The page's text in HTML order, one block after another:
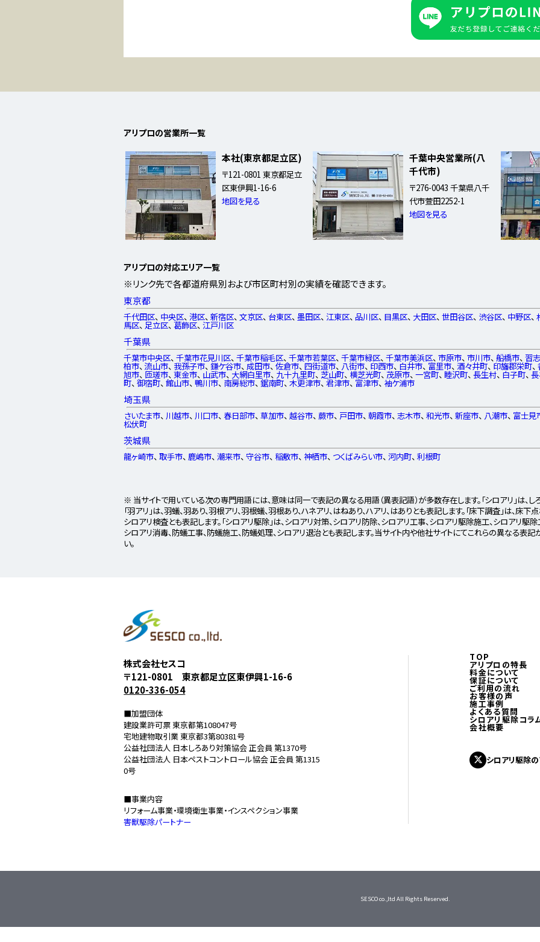
アリプロの営業所一覧
本社(東京都足立区)
〒121-0801 東京都足立
区東伊興1-16-6
地図を見る
千葉中央営業所(八
千代市)
〒276-0043 千葉県八千
代市萱田2252-1
地図を見る
アリプロの対応エリア一覧
※リンク先で各都道府県別および市区町村別の実績を確認できます。
東京都
千代田区、 中央区、港区、新宿区、文京区、 台東区、墨田区、江東区、品川区、 目黒区、 大田区、世田谷区、 渋谷区、 中野区、
馬区、 足立区、葛飾区、江戸川区
千葉県
千葉市中央区、千葉市花見川区、千葉市稲毛区、千葉市若葉区、千葉市緑区、千葉市美浜区、市原市、市川市、船橋市、習
柏市、流山市、 我孫子市、鎌ケ谷市、成田市、佐倉市、四街道市、 八街市、 印西市、 白井市、 富里市、 酒々井町、 印旛郡栄町、
旭市、 匝瑳市、東金市、 山武市、大網白里市、 九十九里町、 芝山町、横芝光町、茂原市、一宮町、睦沢町、長生村、 白子町、
町、御宿町、館山市、鴨川市、 南房総市、鋸南町、木更津市、君津市、 富津市、 袖ケ浦市
埼玉県
さいたま市、川越市、川口市、 春日部市、草加市、越谷市、 蕨市、 戸田市、朝霞市、志木市、和光市、新座市、 八潮市、 富士見
松伏町
茨城県
龍ヶ崎市、取手市、鹿嶋市、潮来市、守谷市、 稲敷市、神栖市、 つくばみらい市、河内町、利根町
※ 当サイトで用いている次の専門用語には、意味は同一で表記の異なる用語（異表記語）が多数存在します。「シロアリ」は、しろ
「羽アリ」は、羽蟻、羽あり、羽根アリ、羽根蟻、羽根あり、ハネアリ、はねあり、ハアリ、はありとも表記します。「床下調査」は、床
シロアリ検査とも表記します。「シロアリ駆除」は、シロアリ対策、シロアリ防除、シロアリ工事、シロアリ駆除施工、シロアリ駆
シロアリ消毒、防蟻工事、防蟻施工、防蟻処理、シロアリ退治とも表記します。当サイト内や他社サイトにてこれらの異なる表
い。
TOP
アリプロの特長
料金について
保証について
ご利用の流れ
お客様の声
施工事例
よくある質問
シロアリ駆除コラ
会社概要
シロアリ駆除の
株式会社セスコ
〒121-0801 東京都足立区東伊興1-16-6
0120-336-054
■加盟団体
建設業許可票 東京都第108047号
宅地建物取引業 東京都3第80381号
公益社団法人 日本しろあり対策協会 正会員 第1370号
公益社団法人 日本ペストコントロール協会 正会員 第1315
0号
■事業内容
リフォーム事業・環境衛生事業・インスペクション事業
害獣駆除パートナー
SESCOco.,ltd All Rights Reserved.